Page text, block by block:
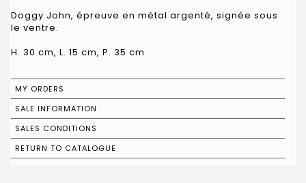
Doggy John, épreuve en métal argenté, signée sous
le ventre.
H. 30 cm, L. 15 cm, P. 35 cm
MY ORDERS
SALE INFORMATION
SALES CONDITIONS
RETURN TO CATALOGUE